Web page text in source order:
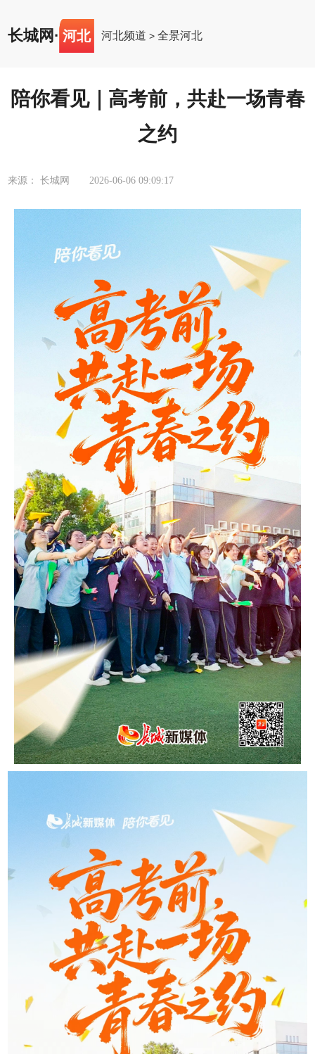
长城网 · 河北 河北频道 >全景河北
陪你看见｜高考前，共赴一场青春
之约
来源： 长城网 2026-06-06 09:09:17